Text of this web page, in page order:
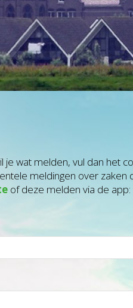
wat melden, vul dan het
meldingen over
of deze melden via de